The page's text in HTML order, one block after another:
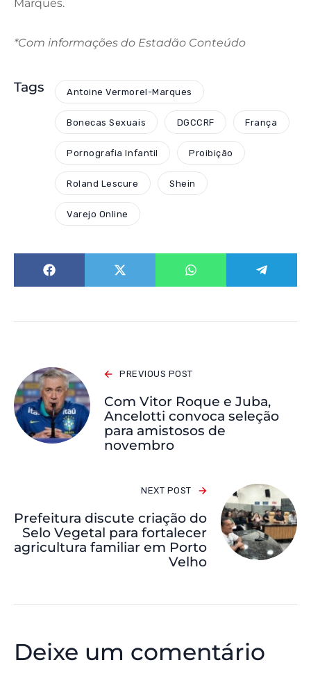
Marques.
*Com informações do Estadão Conteúdo
Tags Antoine Vermorel-Marques
Bonecas Sexuais DGCCRF França
Pornografia Infantil Proibição
Roland Lescure Shein
Varejo Online
PREVIOUS POST
Com Vitor Roque e Juba,
Ancelotti convoca seleção
para amistosos de
novembro
NEXT POST
Prefeitura discute criação do
Selo Vegetal para fortalecer
agricultura familiar em Porto
Velho
Deixe um comentário